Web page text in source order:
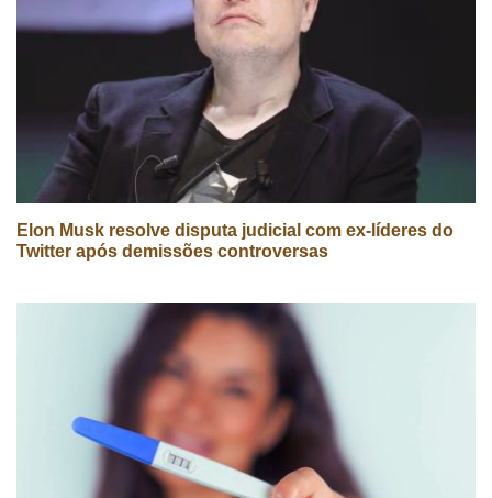
Elon Musk resolve disputa judicial com ex-líderes do
Twitter após demissões controversas